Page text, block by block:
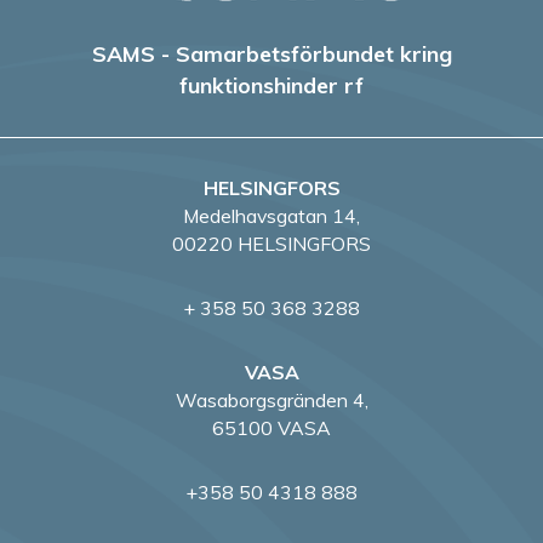
SAMS - Samarbetsförbundet kring
funktionshinder rf
HELSINGFORS
Medelhavsgatan 14,
00220 HELSINGFORS
+ 358 50 368 3288
VASA
Wasaborgsgränden 4,
65100 VASA
+358 50 4318 888